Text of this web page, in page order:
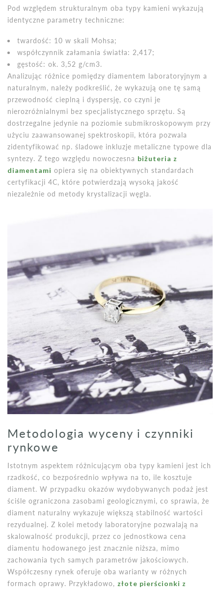
Pod względem strukturalnym oba typy kamieni wykazują
identyczne parametry techniczne:
twardość: 10 w skali Mohsa;
współczynnik załamania światła: 2,417;
gęstość: ok. 3,52 g/cm3.
Analizując różnice pomiędzy diamentem laboratoryjnym a
naturalnym, należy podkreślić, że wykazują one tę samą
przewodność cieplną i dyspersję, co czyni je
nierozróżnialnymi bez specjalistycznego sprzętu. Są
dostrzegalne jedynie na poziomie submikroskopowym przy
użyciu zaawansowanej spektroskopii, która pozwala
zidentyfikować np. śladowe inkluzje metaliczne typowe dla
syntezy. Z tego względu nowoczesna biżuteria z
diamentami opiera się na obiektywnych standardach
certyfikacji 4C, które potwierdzają wysoką jakość
niezależnie od metody krystalizacji węgla.
Metodologia wyceny i czynniki
rynkowe
Istotnym aspektem różnicującym oba typy kamieni jest ich
rzadkość, co bezpośrednio wpływa na to, ile kosztuje
diament. W przypadku okazów wydobywanych podaż jest
ściśle ograniczona zasobami geologicznymi, co sprawia, że
diament naturalny wykazuje większą stabilność wartości
rezydualnej. Z kolei metody laboratoryjne pozwalają na
skalowalność produkcji, przez co jednostkowa cena
diamentu hodowanego jest znacznie niższa, mimo
zachowania tych samych parametrów jakościowych.
Współczesny rynek oferuje oba warianty w różnych
formach oprawy. Przykładowo, złote pierścionki z